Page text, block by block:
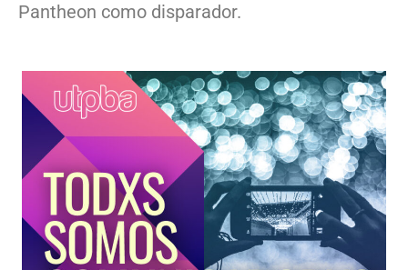
Pantheon como disparador.